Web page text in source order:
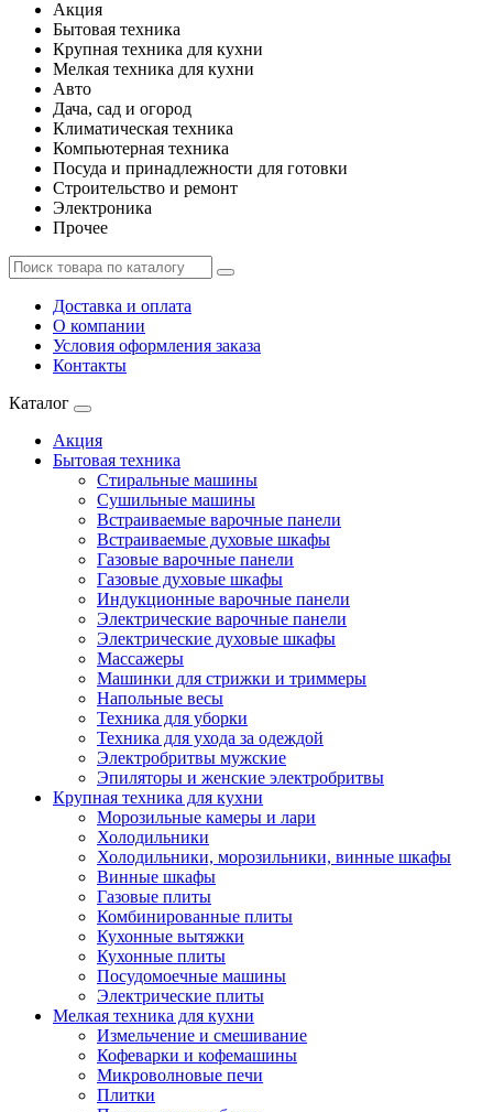
Акция
Бытовая техника
Крупная техника для кухни
Мелкая техника для кухни
Авто
Дача, сад и огород
Климатическая техника
Компьютерная техника
Посуда и принадлежности для готовки
Строительство и ремонт
Электроника
Прочее
Доставка и оплата
О компании
Условия оформления заказа
Контакты
Каталог
Акция
Бытовая техника
Стиральные машины
Сушильные машины
Встраиваемые варочные панели
Встраиваемые духовые шкафы
Газовые варочные панели
Газовые духовые шкафы
Индукционные варочные панели
Электрические варочные панели
Электрические духовые шкафы
Массажеры
Машинки для стрижки и триммеры
Напольные весы
Техника для уборки
Техника для ухода за одеждой
Электробритвы мужские
Эпиляторы и женские электробритвы
Крупная техника для кухни
Морозильные камеры и лари
Холодильники
Холодильники, морозильники, винные шкафы
Винные шкафы
Газовые плиты
Комбинированные плиты
Кухонные вытяжки
Кухонные плиты
Посудомоечные машины
Электрические плиты
Мелкая техника для кухни
Измельчение и смешивание
Кофеварки и кофемашины
Микроволновые печи
Плитки